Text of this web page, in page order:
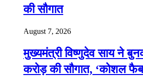
की सौगात
August 7, 2026
मुख्यमंत्री विष्णुदेव साय ने
करोड़ की सौगात, ‘कोशल